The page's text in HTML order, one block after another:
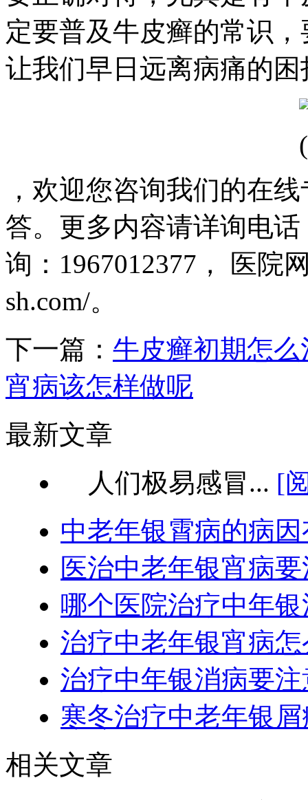
定要普及牛皮癣的常识
让我们早日远离病痛的
，欢迎您咨询我们的在
答。更多内容请详询电话
询：1967012377， 医院
sh.com/。
下一篇： 牛皮癣初期怎
宵病该怎样做呢
最新文章
人们极易感冒... [
中老年银霄病的病
医治中老年银宵病
哪个医院治疗中年
治疗中老年银宵病
治疗中年银消病要
寒冬治疗中老年银
相关文章